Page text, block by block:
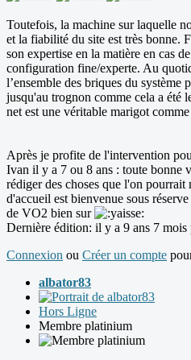
Toutefois, la machine sur laquelle
et la fiabilité du site est très bonne.
son expertise en la matière en cas
configuration fine/experte. Au
l’ensemble des briques du système
jusqu'au trognon comme cela a été
net est une véritable marigot
Après je profite de l'intervention
Ivan il y a 7 ou 8 ans : toute bonne
rédiger des choses que l'on pourrait
d'accueil est bienvenue sous
de VO2 bien sur
Dernière édition: il y a 9 ans 7 mois
Connexion ou Créer un compte
albator83
Hors Ligne
Membre platinium